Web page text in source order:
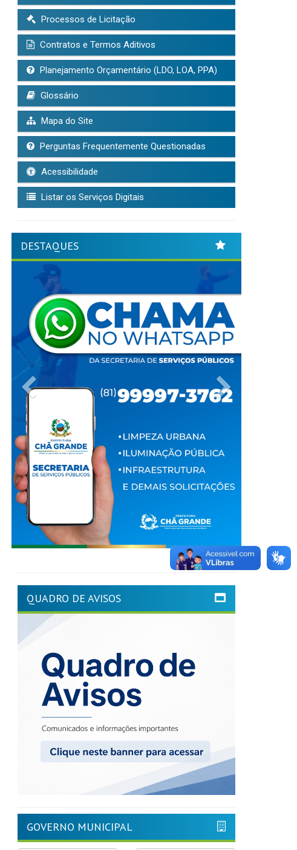
Processos de Licitação
Contratos e Termos Aditivos
Planejamento Orçamentário (LDO, LOA, PPA)
Glossário
Mapa do Site
Perguntas Frequentemente Questionadas
Acessibilidade
Listar os Serviços Digitais
DESTAQUES
Previous
QUADRO DE AVISOS
GOVERNO MUNICIPAL